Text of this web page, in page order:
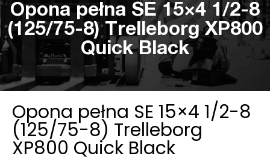
Opona pełna SE 15×4 1/2-8
(125/75-8) Trelleborg XP800
Quick Black
Opona pełna SE 15×4 1/2-8
(125/75-8) Trelleborg
XP800 Quick Black